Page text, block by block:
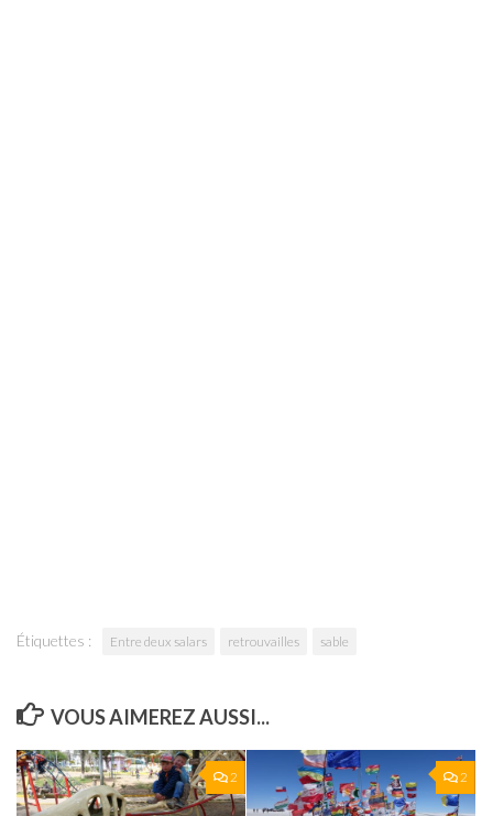
Étiquettes : Entre deux salars retrouvailles sable
VOUS AIMEREZ AUSSI...
2 2